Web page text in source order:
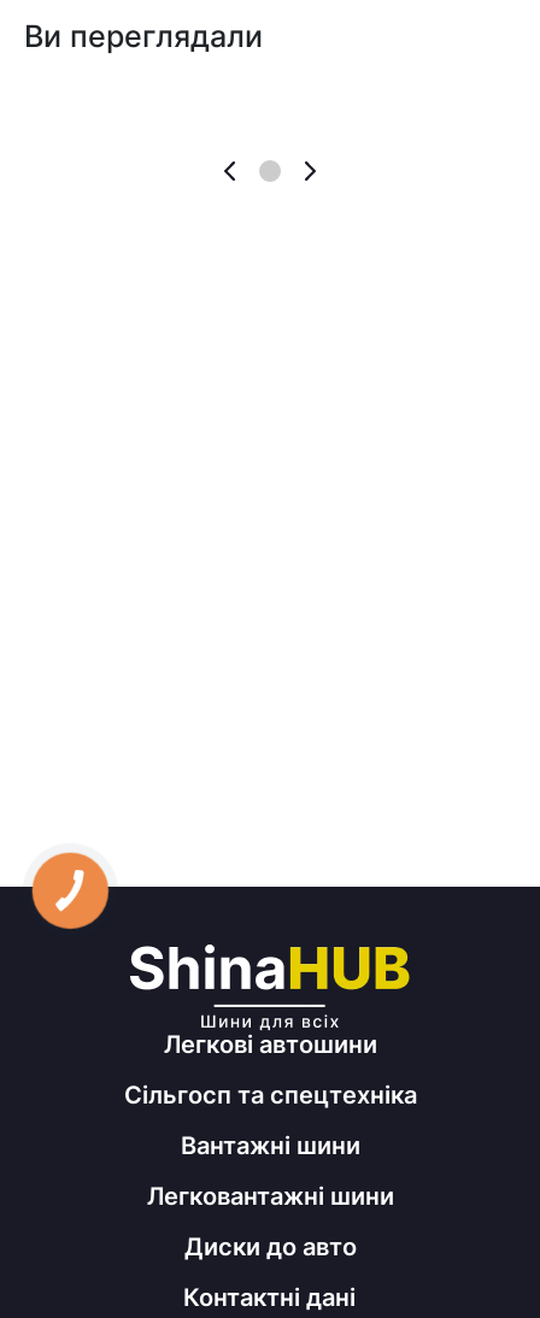
Ви переглядали
Легкові автошини
Сільгосп та спецтехніка
Вантажні шини
Легковантажні шини
Диски до авто
Контактні дані